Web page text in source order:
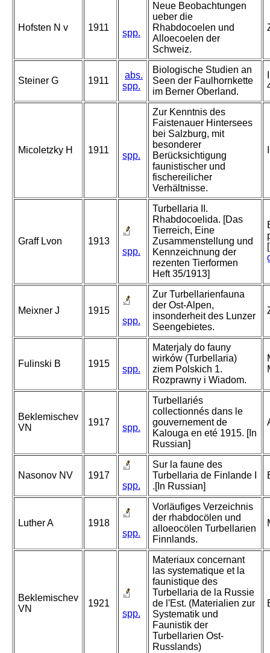
Hofsten N v 1911
spp.
Neue Beobachtungen
ueber die
Rhabdocoelen und
Alloecoelen der
Schweiz.
Steiner G 1911
abs.
spp.
Biologische Studien an
Seen der Faulhornkette
im Berner Oberland.
Micoletzky H 1911
spp.
Zur Kenntnis des
Faistenauer Hintersees
bei Salzburg, mit
besonderer
Berücksichtigung
faunistischer und
fischereilicher
Verhältnisse.
Graff Lvon
1913
spp.
Turbellaria II.
Rhabdocoelida. [Das
Tierreich, Eine
Zusammenstellung und
Kennzeichnung der
rezenten Tierformen
Heft 35/1913]
Meixner J
1915
spp.
Zur Turbellarienfauna
der Ost-Alpen,
insonderheit des Lunzer
Seengebietes.
Fulinski B 1915
spp.
Materjaly do fauny
wirków (Turbellaria)
ziem Polskich 1.
Rozprawny i Wiadom.
Beklemischev
VN
1917
spp.
Turbellariés
collectionnés dans le
gouvernement de
Kalouga en eté 1915. [In
Russian]
Nasonov NV
1917
spp.
Sur la faune des
Turbellaria de Finlande I
.[In Russian]
Luther A
1918
spp.
Vorläufiges Verzeichnis
der rhabdocölen und
alloeocölen Turbellarien
Finnlands.
Beklemischev
VN
1921
spp.
Materiaux concernant
las systematique et la
faunistique des
Turbellaria de la Russie
de l'Est. (Materialien zur
Systematik und
Faunistik der
Turbellarien Ost-
Russlands)